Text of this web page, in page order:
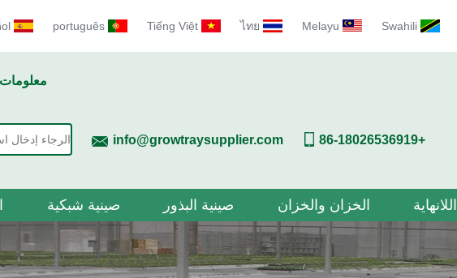
Swahili
Melayu
ไทย
Tiếng Việt
português
+86-18026536919
info@growtraysupplier.com
الخزان والخزان صينية البذور صينية شبكية